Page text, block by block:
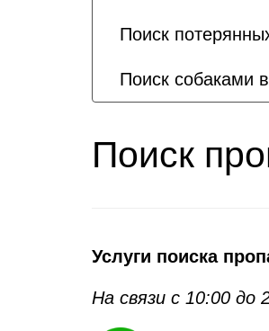
Поиск
Поиск собаками
Поиск
Услуги поиска
На связи с 10:00 до